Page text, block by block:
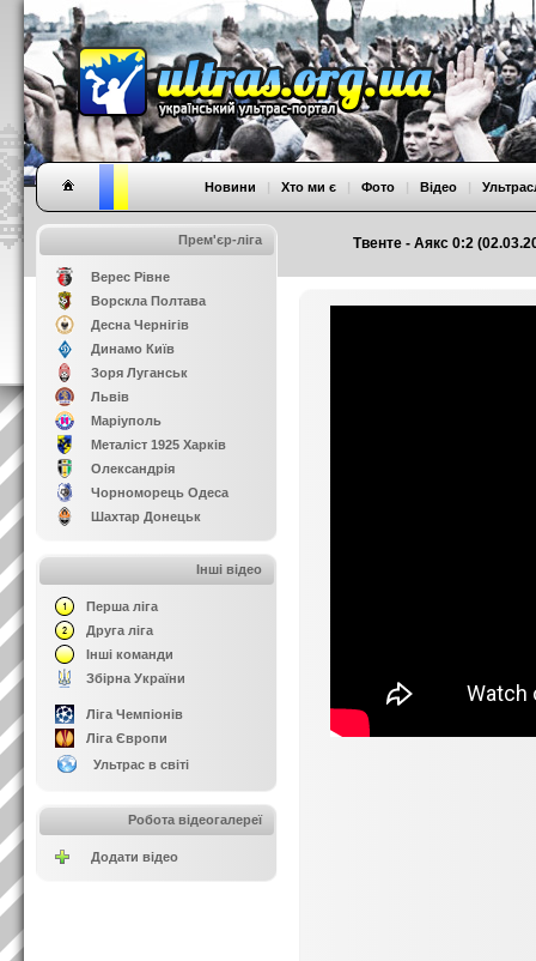
Твенте - Аякс 0:2
Новини | Хто ми є | Фото | Відео |
Прем'єр-ліга
Верес Рівне
Ворскла Полтава
Десна Чернігів
Динамо Київ
Зоря Луганськ
Львів
Маріуполь
Металіст 1925 Харків
Олександрія
Чорноморець Одеса
Шахтар Донецьк
Інші відео
Перша ліга
Друга ліга
Інші команди
Збірна України
Ліга Чемпіонів
Ліга Європи
Ультрас в світі
Робота відеогалереї
Додати відео